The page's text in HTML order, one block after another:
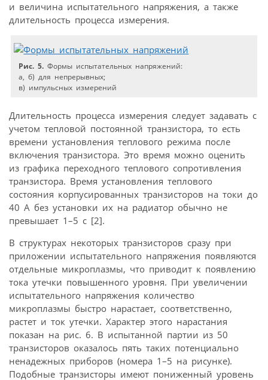
и величина испытательного напряжения, а также
длительность процесса измерения.
Рис. 5. Формы испытательных напряжений:
а, б) для непрерывных;
в) импульсных измерений
Длительность процесса измерения следует задавать с
учетом тепловой постоянной транзистора, то есть
времени установления теплового режима после
включения транзистора. Это время можно оценить
из графика переходного теплового сопротивления
транзистора. Время установления теплового
состояния корпусированных транзисторов на токи до
40 А без установки их на радиатор обычно не
превышает 1–5 с [2].
В структурах некоторых транзисторов сразу при
приложении испытательного напряжения появляются
отдельные микроплазмы, что приводит к появлению
тока утечки повышенного уровня. При увеличении
испытательного напряжения количество
микроплазмы быстро нарастает, соответственно,
растет и ток утечки. Характер этого нарастания
показан на рис. 6. В испытанной партии из 50
транзисторов оказалось пять таких потенциально
ненадежных приборов (номера 1–5 на рисунке).
Подобные транзисторы имеют пониженный уровень